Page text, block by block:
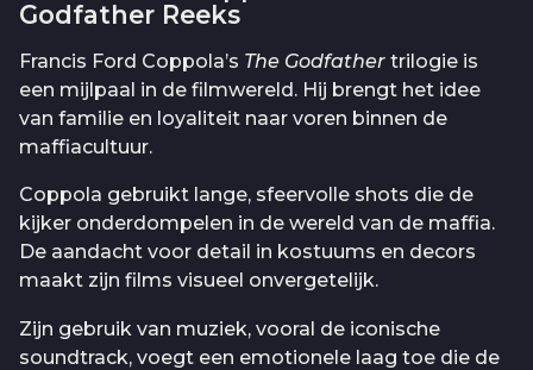
Godfather Reeks
Francis Ford Coppola’s The Godfather trilogie is
een mijlpaal in de filmwereld. Hij brengt het idee
van familie en loyaliteit naar voren binnen de
maffiacultuur.
Coppola gebruikt lange, sfeervolle shots die de
kijker onderdompelen in de wereld van de maffia.
De aandacht voor detail in kostuums en decors
maakt zijn films visueel onvergetelijk.
Zijn gebruik van muziek, vooral de iconische
soundtrack, voegt een emotionele laag toe die de